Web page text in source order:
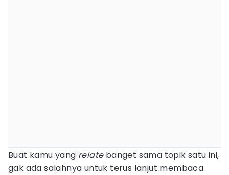
Buat kamu yang relatebanget sama topik satu ini,
gak ada salahnya untuk terus lanjut membaca.